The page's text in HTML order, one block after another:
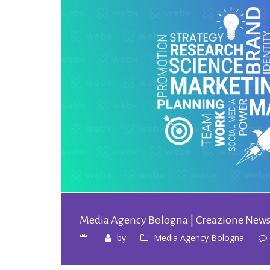
Media Agency Bologna | Creazione
by Media Agency Bologna